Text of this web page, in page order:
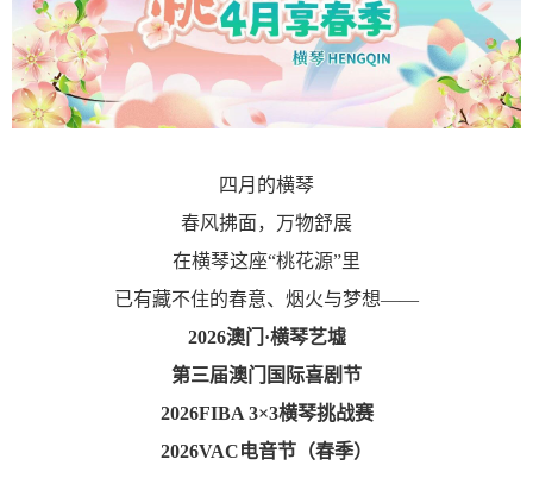
四月的横琴
春风拂面，万物舒展
在横琴这座“桃花源”里
已有藏不住的春意、烟火与梦想——
2026澳门·横琴艺墟
第三届澳门国际喜剧节
2026FIBA 3×3横琴挑战赛
2026VAC电音节 （春季）